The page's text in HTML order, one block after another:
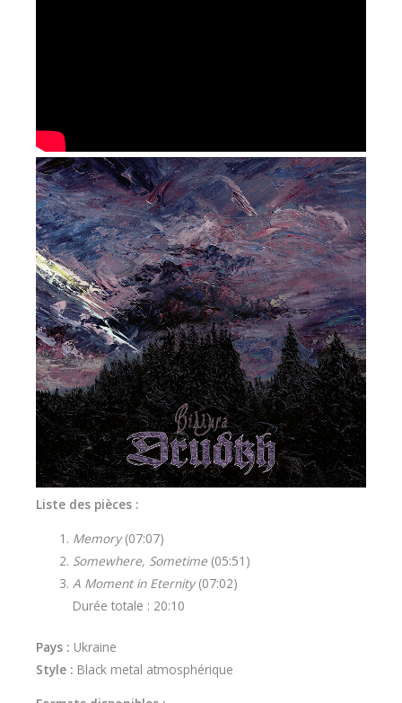
Liste des pièces :
Memory(07:07)
Somewhere, Sometime (05:51)
A Moment in Eternity(07:02)
Durée totale : 20:10
Pays : Ukraine
Style : Black metal atmosphérique